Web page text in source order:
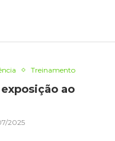
Treinamento
ao
2025